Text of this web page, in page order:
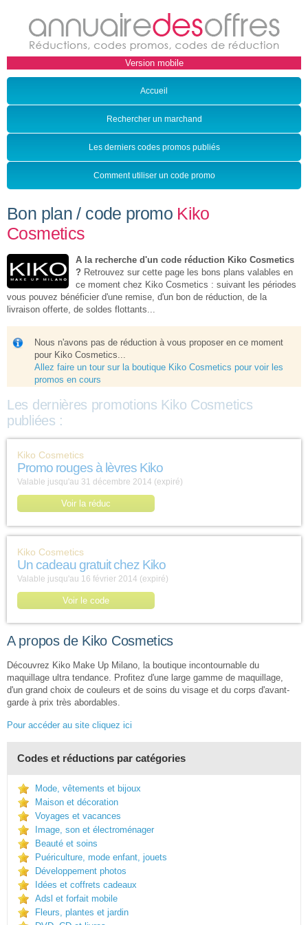
Accueil
Rechercher un marchand
Les derniers codes promos publiés
Comment utiliser un code promo
Bon plan / code promo Kiko
Cosmetics
A la recherche d'un code réduction Kiko Cosmetics
? Retrouvez sur cette page les bons plans valables en
ce moment chez Kiko Cosmetics : suivant les périodes
vous pouvez bénéficier d'une remise, d'un bon de réduction, de la
livraison offerte, de soldes flottants...
Nous n'avons pas de réduction à vous proposer en ce moment
pour Kiko Cosmetics...
Allez faire un tour sur la boutique Kiko Cosmetics pour voir les
promos en cours
Les dernières promotions Kiko Cosmetics
publiées :
Kiko Cosmetics
Promo rouges à lèvres Kiko
Valable jusqu'au 31 décembre 2014 (expiré)
Voir la réduc
Kiko Cosmetics
Un cadeau gratuit chez Kiko
Valable jusqu'au 16 février 2014 (expiré)
Voir le code
A propos de Kiko Cosmetics
Découvrez Kiko Make Up Milano, la boutique incontournable du
maquillage ultra tendance. Profitez d'une large gamme de maquillage,
d'un grand choix de couleurs et de soins du visage et du corps d'avant-
garde à prix très abordables.
Pour accéder au site cliquez ici
Codes et réductions par catégories
Mode, vêtements et bijoux
Maison et décoration
Voyages et vacances
Image, son et électroménager
Beauté et soins
Puériculture, mode enfant, jouets
Développement photos
Idées et coffrets cadeaux
Adsl et forfait mobile
Fleurs, plantes et jardin